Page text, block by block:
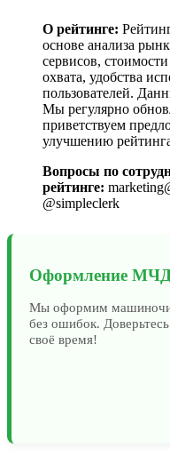
О рейтинге:
основе анализа
сервисов,
охвата, удобства
пользователей.
Мы регулярно
приветствуем
улучшению
Вопросы по
рейтинге:
@simpleclerk
Оформление
Мы оформим
без ошибок.
своё время!